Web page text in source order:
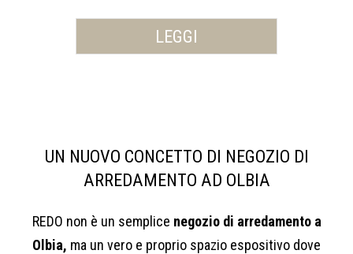
LEGGI
UN NUOVO CONCETTO DI NEGOZIO DI
ARREDAMENTO AD OLBIA
REDO non è un semplice negozio di arredamento a
Olbia, ma un vero e proprio spazio espositivo dove